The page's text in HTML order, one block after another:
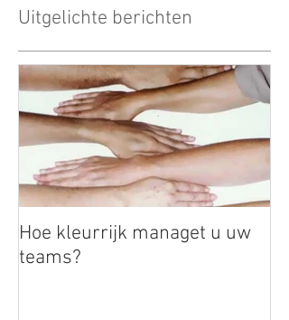
Uitgelichte berichten
Hoe kleurrijk managet u uw
teams?